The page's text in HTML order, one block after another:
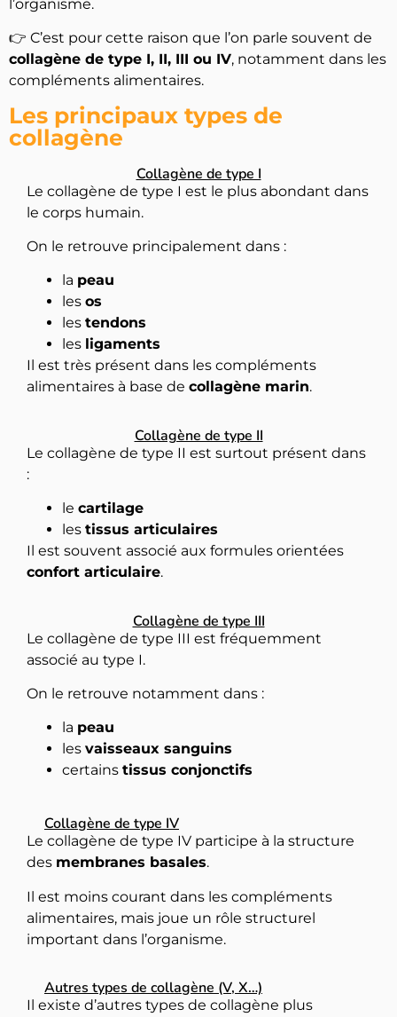
OBTENIR MON CODE
l’organisme.
👉 C’est pour cette raison que l’on parle souvent de
collagène de type I, II, III ou IV, notamment dans les
compléments alimentaires.
Les principaux types de
collagène
Collagène de type I
Le collagène de type I est le plus abondant dans
le corps humain.
On le retrouve principalement dans :
la peau
les os
les tendons
les ligaments
Il est très présent dans les compléments
alimentaires à base de collagène marin.
Collagène de type II
Le collagène de type II est surtout présent dans
:
le cartilage
les tissus articulaires
Il est souvent associé aux formules orientées
confort articulaire.
Collagène de type III
Le collagène de type III est fréquemment
associé au type I.
On le retrouve notamment dans :
la peau
les vaisseaux sanguins
certains tissus conjonctifs
Collagène de type IV
Le collagène de type IV participe à la structure
des membranes basales.
Il est moins courant dans les compléments
alimentaires, mais joue un rôle structurel
important dans l’organisme.
Autres types de collagène (V, X…)
Il existe d’autres types de collagène plus